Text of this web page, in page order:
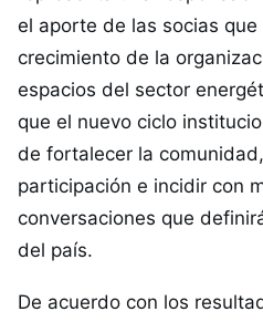
el aporte de las socias
crecimiento de la
espacios del sector
que el nuevo ciclo
de fortalecer la
participación e incidir con
conversaciones que
del país.
De acuerdo con los